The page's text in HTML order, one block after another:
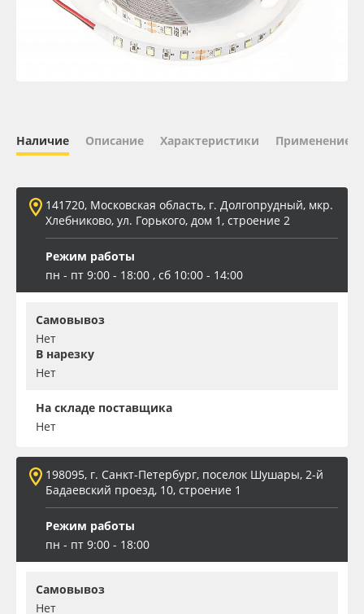
Oracal 641
ПЭТ листовой
ПЭТ бэклит
Вспененный ПВХ
Баннер
Заготовки для сувениров
Наличие Описание Характеристики Применение
141720, Московская область, г. Долгопрудный, мкр.
Хлебниково, ул. Горького, дом 1, строение 2
Режим работы
пн - пт 9:00 - 18:00 , сб 10:00 - 14:00
Самовывоз
Нет
В нарезку
Нет
На складе поставщика
Нет
198095, г. Санкт-Петербург, поселок Шушары, 2-й
Бадаевский проезд, 10, строение 1
Режим работы
пн - пт 9:00 - 18:00
Самовывоз
Нет